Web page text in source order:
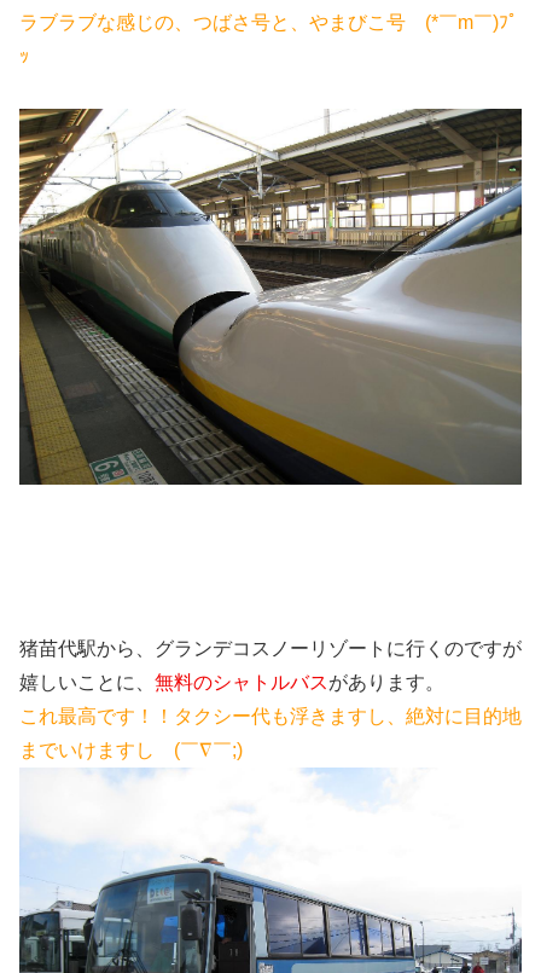
ラブラブな感じの、つばさ号と、やまびこ号 (*￣m￣)ﾌﾟ
ｯ
猪苗代駅から、グランデコスノーリゾートに行くのですが
嬉しいことに、 無料のシャトルバスがあります。
これ最高です！！タクシー代も浮きますし、絶対に目的地
までいけますし (￣∇￣;)